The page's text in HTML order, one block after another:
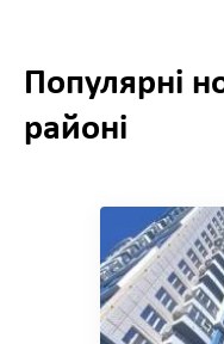
Популярні
районі